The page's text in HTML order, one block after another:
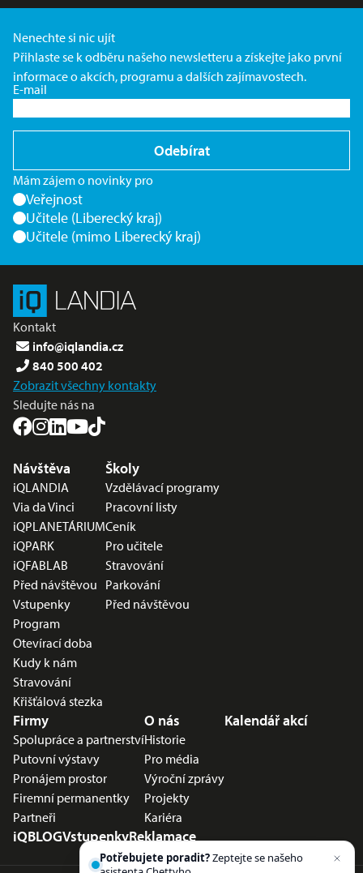
Nenechte si nic ujít
Přihlaste se k odběru našeho newsletteru a získejte jako první
informace o akcích, programu a dalších zajímavostech.
E-mail
Odebírat
Mám zájem o novinky pro
Veřejnost
Učitele (Liberecký kraj)
Učitele (mimo Liberecký kraj)
Kontakt
info@iqlandia.cz
840 500 402
Zobrazit všechny kontakty
Sledujte nás na
Nabídka v zápatí
Návštěva
iQLANDIA
Via da Vinci
iQPLANETÁRIUM
iQPARK
iQFABLAB
Před návštěvou
Vstupenky
Program
Otevírací doba
Kudy k nám
Stravování
Křišťálová stezka
Školy
Vzdělávací programy
Pracovní listy
Ceník
Pro učitele
Stravování
Parkování
Před návštěvou
Firmy
Spolupráce a partnerství
Putovní výstavy
Pronájem prostor
Firemní permanentky
Partneři
O nás
Historie
Pro média
Výroční zprávy
Projekty
Kariéra
Kalendář akcí
iQBLOGVstupenkyReklamace
Potřebujete poradit?Zeptejte se našeho